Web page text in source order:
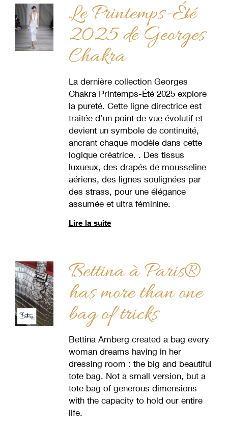
Le Printemps-Été
2025 de Georges
Chakra
La dernière collection Georges
Chakra Printemps-Été 2025 explore
la pureté. Cette ligne directrice est
traitée d’un point de vue évolutif et
devient un symbole de continuité,
ancrant chaque modèle dans cette
logique créatrice. . Des tissus
luxueux, des drapés de mousseline
aériens, des lignes soulignées par
des strass, pour une élégance
assumée et ultra féminine.
Lire la suite
Bettina à Paris®
has more than one
bag of tricks
Bettina Amberg created a bag every
woman dreams having in her
dressing room : the big and beautiful
tote bag. Not a small version, but a
tote bag of generous dimensions
with the capacity to hold our entire
life.